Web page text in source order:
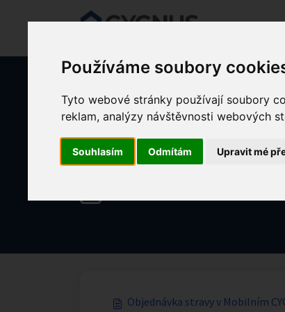
Používáme soubory
Tyto webové stránky používají soubory
reklam, analýzy návštěvnosti webových
Souhlasím Odmítám Upravit mé
Domů Znalostní databáze MOBILNÍ CYGNUS
Objednávka stravy v Mobilním